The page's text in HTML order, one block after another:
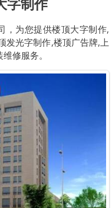
字制作
，为您提供楼顶大字制作,
发光字制作,楼顶广告牌,上
修服务。